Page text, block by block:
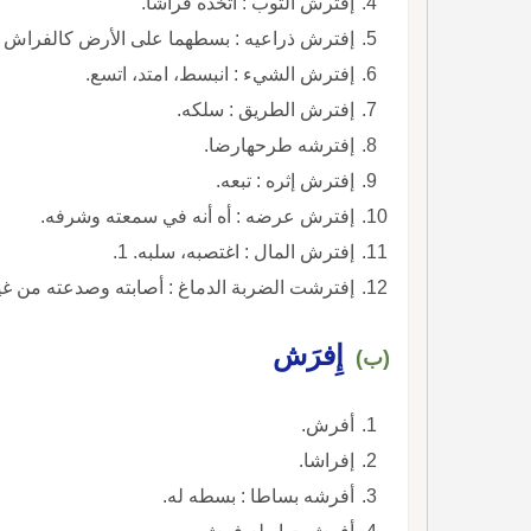
إفترش ذراعيه : بسطهما على الأرض كالفراش
إفترش الشيء : انبسط، امتد، اتسع.
إفترش الطريق : سلكه.
إفترشه طرحهارضا.
إفترش إثره : تبعه.
إفترش عرضه : أه أنه في سمعته وشرفه.
إفترش المال : اغتصبه، سلبه. 1.
إفترشت الضربة الدماغ : أصابته وصدعته من
(ب) إِفرَش
أفرش.
إفراشا.
أفرشه بساطا : بسطه له.